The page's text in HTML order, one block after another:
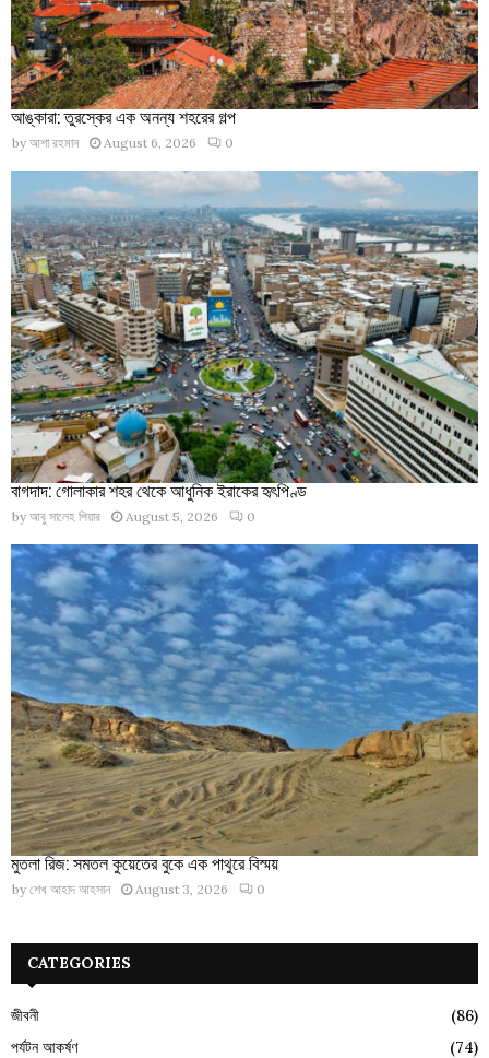
আঙ্কারা: তুরস্কের এক অনন্য শহরের গল্প
by আশা রহমান August 6, 2026 0
বাগদাদ: গোলাকার শহর থেকে আধুনিক ইরাকের হৃৎপিণ্ড
by আবু সালেহ পিয়ার August 5, 2026 0
মুতলা রিজ: সমতল কুয়েতের বুকে এক পাথুরে বিস্ময়
by শেখ আহাদ আহসান August 3, 2026 0
CATEGORIES
জীবনী
(86)
পর্যটন আকর্ষণ
(74)